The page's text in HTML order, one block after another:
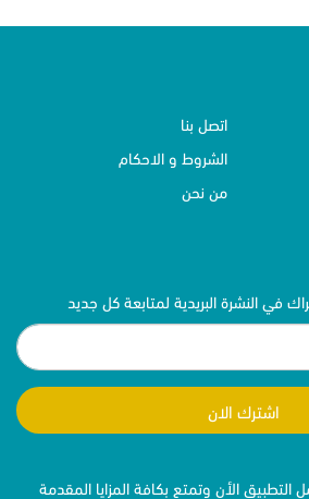
اتصل بنا
الشروط و الاحكام
من نحن
في النشرة البريدية لمتابعة كل جديد
اشترك الان
الأن وتمتع بكافة المزايا المقدمة